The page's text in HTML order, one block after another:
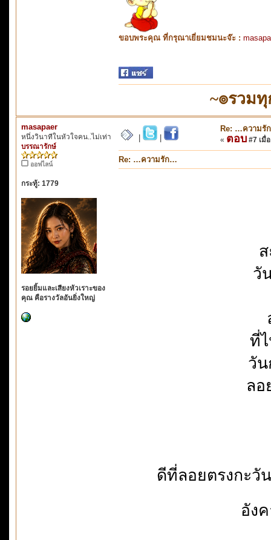
ขอบพระคุณ ที่กรุณาเยี่ยมชมนะจ๊ะ :
~๏รวม
masapaer
หนึ่งวินาทีในหัวใจคน..ไม่เท่า
บรรณารักษ์
ออฟไลน์
กระทู้: 1779
รอยยิ้มและเสียงหัวเราะของ
คุณ คือรางวัลอันยิ่งใหญ่
Re: …ความรั
« ตอบ #7 เมื่
Re: …ความรัก…
วั
ที่
วั
ลอ
ดีที่ลอยตรงกะวั
อัง